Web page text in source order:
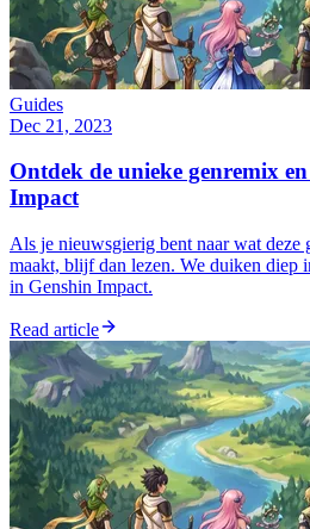
Guides
Dec 21, 2023
Ontdek de unieke genremix
Impact
Als je nieuwsgierig bent naar wat deze
maakt, blijf dan lezen. We duiken diep
in Genshin Impact.
Read article